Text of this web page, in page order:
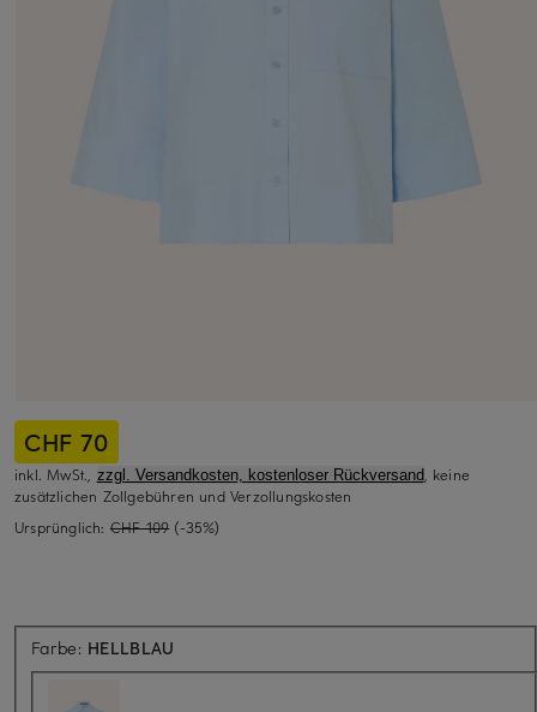
CHF 70
inkl. MwSt., zzgl. Versandkosten, kostenloser Rückversand, keine
zusätzlichen Zollgebühren und Verzollungskosten
Ursprünglich: CHF 109 (-35%)
Farbe: HELLBLAU